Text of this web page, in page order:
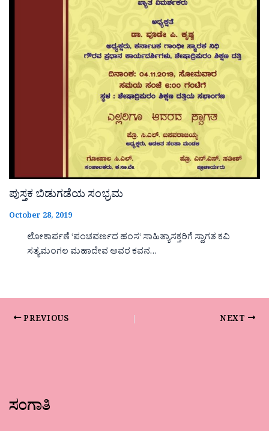
ಪುಸ್ತಕ ಬಿಡುಗಡೆಯ ಸಂಭ್ರಮ
October 28, 2019
ಲೋಕಾರ್ಪಣೆ ‘ಪಂಚವರ್ಣದ ಹಂಸ‘ ಸಾಹಿತ್ಯಾಸಕ್ತರಿಗೆ ಸ್ವಾಗತ ಕವಿ
ಸತ್ಯಮಂಗಲ ಮಹಾದೇವ ಅವರ ಕವನ…
PREVIOUS NEXT
ಸಂಗಾತಿ